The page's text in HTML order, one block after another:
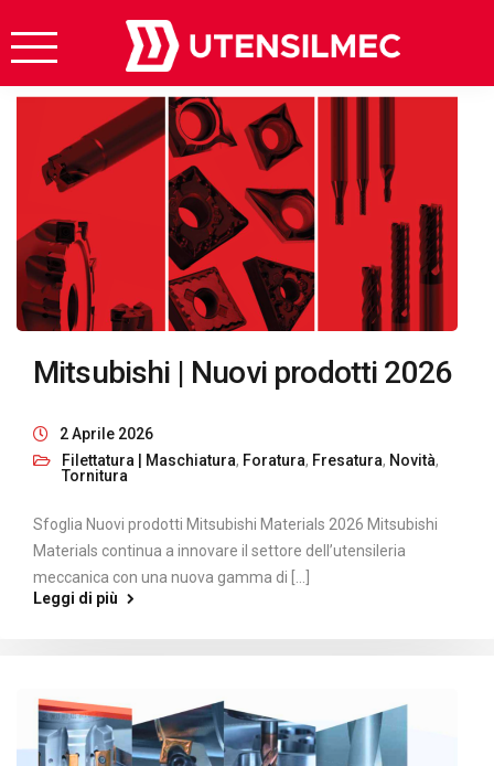
Mitsubishi | Nuovi prodotti 2026
2 Aprile 2026
Filettatura | Maschiatura, Foratura, Fresatura, Novità,
Tornitura
Sfoglia Nuovi prodotti Mitsubishi Materials 2026 Mitsubishi
Materials continua a innovare il settore dell’utensileria
meccanica con una nuova gamma di [...]
Leggi di più